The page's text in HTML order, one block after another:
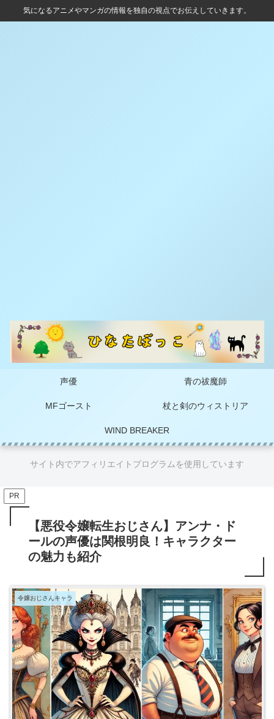
気になるアニメやマンガの情報を独自の視点でお伝えしていきます。
声優 青の祓魔師
MFゴースト 杖と剣のウィストリア
WIND BREAKER
サイト内でアフィリエイトプログラムを使用しています
PR
【悪役令嬢転生おじさん】アンナ・ド
ールの声優は関根明良！キャラクター
の魅力も紹介
令嬢おじさんキャラ